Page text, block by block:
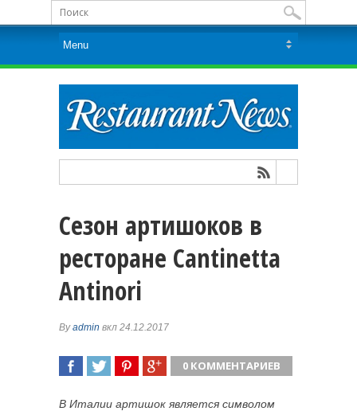
Сезон артишоков в
ресторане Cantinetta
Antinori
Byadmin вкл 24.12.2017
0 КОММЕНТАРИЕВ
В Италии артишок является символом